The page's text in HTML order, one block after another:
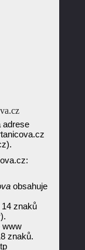
adrese
obsahuje
znaků
www
znaků.